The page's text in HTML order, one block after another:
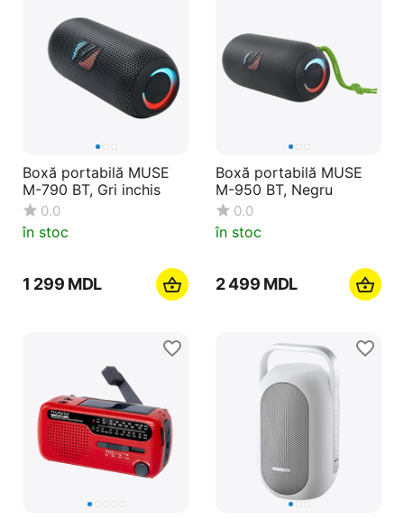
Boxă portabilă MUSE
M-790 BT, Gri inchis
0.0
în stoc
1 299 MDL
Boxă portabilă MUSE
M-950 BT, Negru
0.0
în stoc
2 499 MDL